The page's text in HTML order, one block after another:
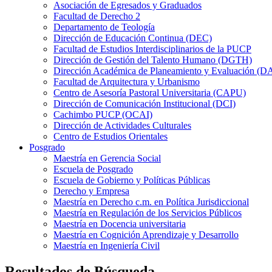
Asociación de Egresados y Graduados
Facultad de Derecho 2
Departamento de Teología
Dirección de Educación Continua (DEC)
Facultad de Estudios Interdisciplinarios de la PUCP
Dirección de Gestión del Talento Humano (DGTH)
Dirección Académica de Planeamiento y Evaluación
Facultad de Arquitectura y Urbanismo
Centro de Asesoría Pastoral Universitaria (CAPU)
Dirección de Comunicación Institucional (DCI)
Cachimbo PUCP (OCAI)
Dirección de Actividades Culturales
Centro de Estudios Orientales
Posgrado
Maestría en Gerencia Social
Escuela de Posgrado
Escuela de Gobierno y Políticas Públicas
Derecho y Empresa
Maestría en Derecho c.m. en Política Jurisdiccional
Maestría en Regulación de los Servicios Públicos
Maestría en Docencia universitaria
Maestría en Cognición Aprendizaje y Desarrollo
Maestría en Ingeniería Civil